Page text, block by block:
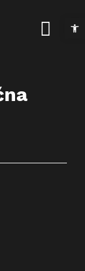
događanja
Open